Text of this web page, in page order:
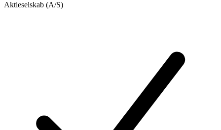
Aktieselskab (A/S)